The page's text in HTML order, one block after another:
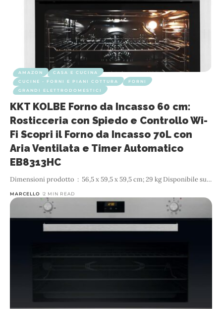
AMAZON
CASA E CUCINA
CUCINE - FORNI E PIANI COTTURA
FORNI
GRANDI ELETTRODOMESTICI
KKT KOLBE Forno da Incasso 60 cm:
Rosticceria con Spiedo e Controllo Wi-
Fi Scopri il Forno da Incasso 70L con
Aria Ventilata e Timer Automatico
EB8313HC
Dimensioni prodotto ‏ : ‎ 56,5 x 59,5 x 59,5 cm; 29 kg Disponibile su…
MARCELLO 2 MIN READ